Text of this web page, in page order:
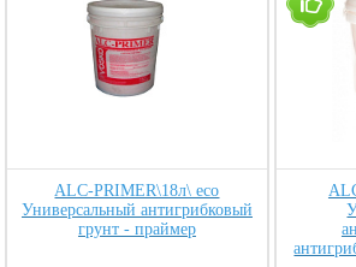
ALC-PRIMER\18л\ eco
Универсальный антигрибковый
грунт - праймер